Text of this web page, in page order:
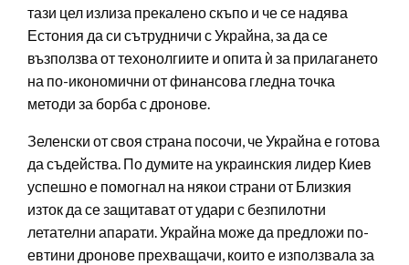
тази цел излиза прекалено скъпо и че се надява
Естония да си сътрудничи с Украйна, за да се
възползва от техонолгиите и опита ѝ за прилагането
на по-икономични от финансова гледна точка
методи за борба с дронове.
Зеленски от своя страна посочи, че Украйна е готова
да съдейства. По думите на украинския лидер Киев
успешно е помогнал на някои страни от Близкия
изток да се защитават от удари с безпилотни
летателни апарати. Украйна може да предложи по-
евтини дронове прехващачи, които е използвала за